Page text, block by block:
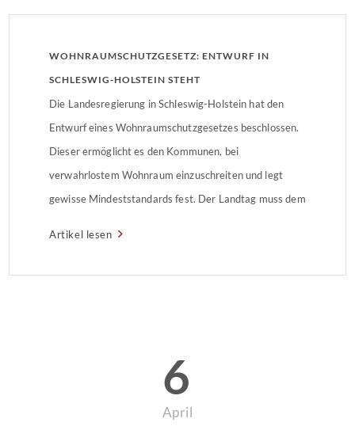
WOHNRAUMSCHUTZGESETZ: ENTWURF IN
SCHLESWIG-HOLSTEIN STEHT
Die Landesregierung in Schleswig-Holstein hat den
Entwurf eines Wohnraumschutzgesetzes beschlossen.
Dieser ermöglicht es den Kommunen, bei
verwahrlostem Wohnraum einzuschreiten und legt
gewisse Mindeststandards fest. Der Landtag muss dem
Artikel lesen
6
April